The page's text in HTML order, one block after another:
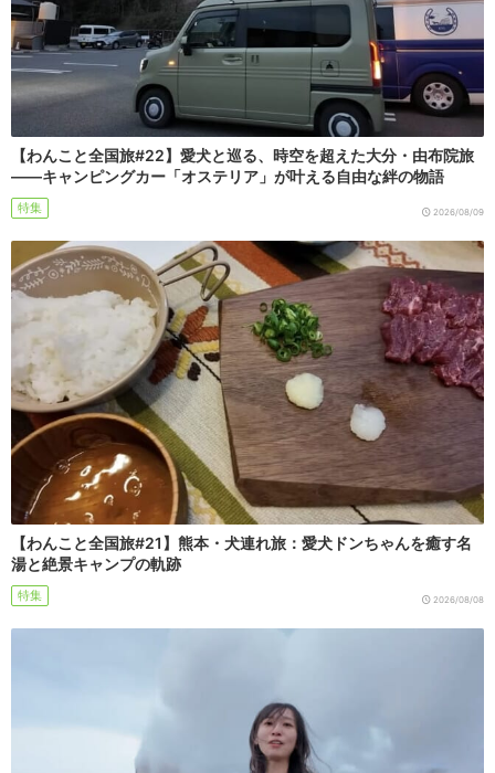
【わんこと全国旅#22】愛犬と巡る、時空を超えた大分・由布院旅
――キャンピングカー「オステリア」が叶える自由な絆の物語
特集 2026/08/09
【わんこと全国旅#21】熊本・犬連れ旅：愛犬ドンちゃんを癒す名
湯と絶景キャンプの軌跡
特集 2026/08/08